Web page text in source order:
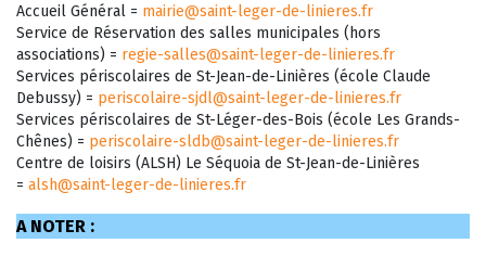
Accueil Général = mairie@saint-leger-de-linieres.fr
Service de Réservation des salles municipales (hors
associations) = regie-salles@saint-leger-de-linieres.fr
Services périscolaires de St-Jean-de-Linières (école Claude
Debussy) = periscolaire-sjdl@saint-leger-de-linieres.fr
Services périscolaires de St-Léger-des-Bois (école Les Grands-
Chênes) = periscolaire-sldb@saint-leger-de-linieres.fr
Centre de loisirs (ALSH) Le Séquoia de St-Jean-de-Linières
= alsh@saint-leger-de-linieres.fr
A NOTER :